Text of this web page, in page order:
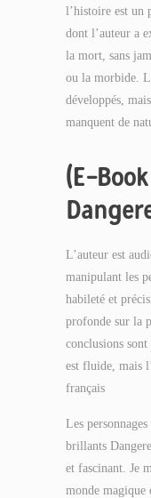
l’histoire est un
dont l’auteur a
la mort, sans
ou la morbide.
développés,
manquent de
(E-
L’auteur est
manipulant les
habileté et
profonde sur la
conclusions
est fluide, mais
français
Les
brillants
et fascinant. Je
monde magique